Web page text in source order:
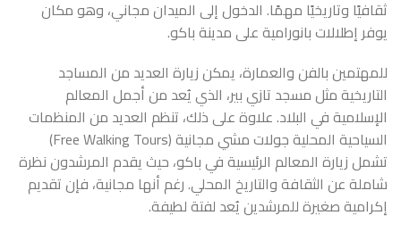
ثقافيًا وتاريخيًا مهمًا. الدخول إلى الميدان مجاني، وهو مكان
يوفر إطلالات بانورامية على مدينة باكو.
للمهتمين بالفن والعمارة، يمكن زيارة العديد من المساجد
التاريخية مثل مسجد تازي بير، الذي يُعد من أجمل المعالم
الإسلامية في البلاد. علاوة على ذلك، تنظم العديد من المنظمات
السياحية المحلية جولات مشي مجانية (Free Walking Tours)
تشمل زيارة المعالم الرئيسية في باكو، حيث يقدم المرشدون نظرة
شاملة عن الثقافة والتاريخ المحلي. رغم أنها مجانية، فإن تقديم
إكرامية صغيرة للمرشدين يُعد لفتة لطيفة.